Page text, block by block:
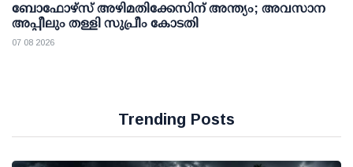
ബോഫോഴ്സ് അഴിമതിക്കേസിന് അന്ത്യം; അവസാന
അപ്പീലും തള്ളി സുപ്രീം കോടതി
07 08 2026
Trending Posts